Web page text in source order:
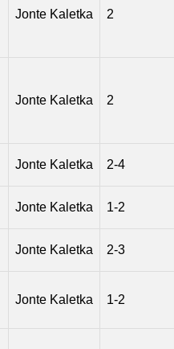
Jonte Kaletka 2
Jonte Kaletka 2
Jonte Kaletka 2-4
Jonte Kaletka 1-2
Jonte Kaletka 2-3
Jonte Kaletka 1-2